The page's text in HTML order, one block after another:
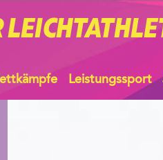
Leistungssport